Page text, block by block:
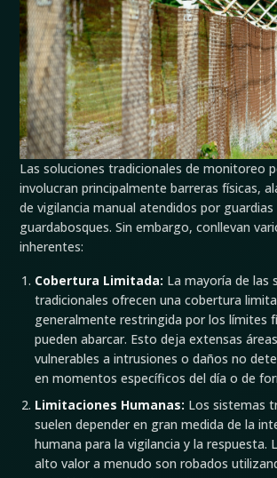
Las soluciones tradicionales de monitoreo
involucran principalmente barreras físicas,
de vigilancia manual atendidos por
guardabosques. Sin embargo, conllevan
inherentes:
Cobertura Limitada: La mayoría de las
tradicionales ofrecen una cobertura
generalmente restringida por los límites
pueden abarcar. Esto deja extensas
vulnerables a intrusiones o daños no
en momentos específicos del día o de
Limitaciones Humanas: Los sistemas
suelen depender en gran medida de la
humana para la vigilancia y la respuesta.
alto valor a menudo son robados